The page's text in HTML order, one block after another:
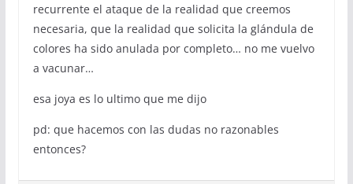
recurrente el ataque de la realidad que creemos
necesaria, que la realidad que solicita la glándula de
colores ha sido anulada por completo… no me vuelvo
a vacunar…
esa joya es lo ultimo que me dijo
pd: que hacemos con las dudas no razonables
entonces?